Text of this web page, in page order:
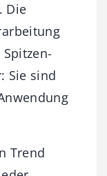
Die
Sie sind
Trend